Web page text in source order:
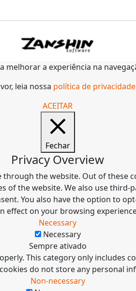
melhorar a experiência na
leia nossa política de privacidade
ACEITAR
Fechar
Privacy Overview
the website. Out of these
the website. We also use
You also have the option to
effect on your browsing
Necessary
Necessary
Sempre ativado
This category only includes
do not store any personal
Non-necessary